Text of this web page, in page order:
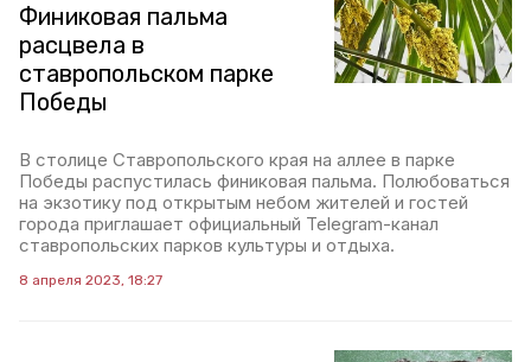
Финиковая пальма
расцвела в
ставропольском парке
Победы
В столице Ставропольского края на аллее в парке
Победы распустилась финиковая пальма. Полюбоваться
на экзотику под открытым небом жителей и гостей
города приглашает официальный Telegram-канал
ставропольских парков культуры и отдыха.
8 апреля 2023, 18:27